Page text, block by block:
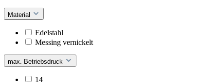
Material
Edelstahl
Messing vernickelt
max. Betriebsdruck
14